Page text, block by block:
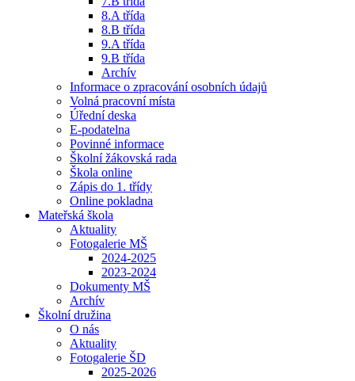
8.A třída
8.B třída
9.A třída
9.B třída
Archív
Informace o zpracování osobních údajů
Volná pracovní místa
Úřední deska
E-podatelna
Povinné informace
Školní žákovská rada
Škola online
Zápis do 1. třídy
Online pokladna
Mateřská škola
Aktuality
Fotogalerie MŠ
2024-2025
2023-2024
Dokumenty MŠ
Archív
Školní družina
O nás
Aktuality
Fotogalerie ŠD
2025-2026